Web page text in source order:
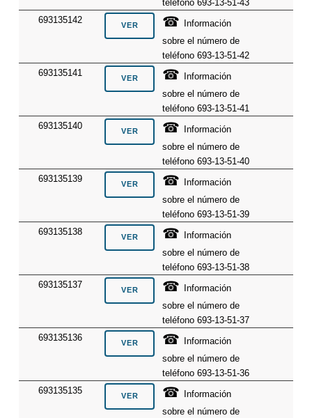
teléfono 693-13-51-43
693135142
☎
Información
sobre el número de
teléfono 693-13-51-42
693135141
☎
Información
sobre el número de
teléfono 693-13-51-41
693135140
☎
Información
sobre el número de
teléfono 693-13-51-40
693135139
☎
Información
sobre el número de
teléfono 693-13-51-39
693135138
☎
Información
sobre el número de
teléfono 693-13-51-38
693135137
☎
Información
sobre el número de
teléfono 693-13-51-37
693135136
☎
Información
sobre el número de
teléfono 693-13-51-36
693135135
☎
Información
sobre el número de